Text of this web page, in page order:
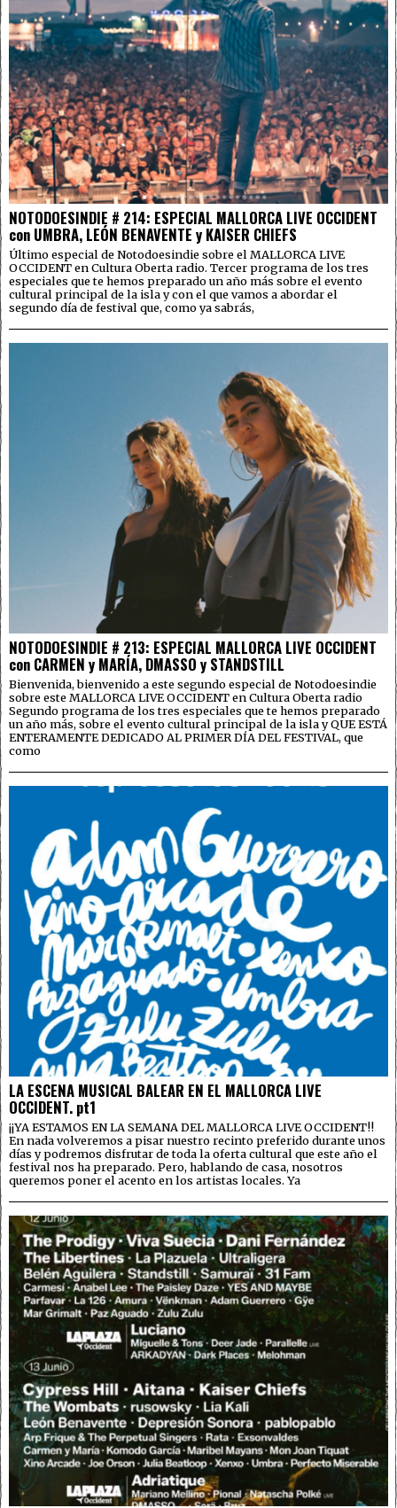
NOTODOESINDIE # 214: ESPECIAL MALLORCA LIVE OCCIDENT
con UMBRA, LEÓN BENAVENTE y KAISER CHIEFS
Último especial de Notodoesindie sobre el MALLORCA LIVE
OCCIDENT en Cultura Oberta radio. Tercer programa de los tres
especiales que te hemos preparado un año más sobre el evento
cultural principal de la isla y con el que vamos a abordar el
segundo día de festival que, como ya sabrás,
NOTODOESINDIE # 213: ESPECIAL MALLORCA LIVE OCCIDENT
con CARMEN y MARÍA, DMASSO y STANDSTILL
Bienvenida, bienvenido a este segundo especial de Notodoesindie
sobre este MALLORCA LIVE OCCIDENT en Cultura Oberta radio
Segundo programa de los tres especiales que te hemos preparado
un año más, sobre el evento cultural principal de la isla y QUE ESTÁ
ENTERAMENTE DEDICADO AL PRIMER DÍA DEL FESTIVAL, que
como
LA ESCENA MUSICAL BALEAR EN EL MALLORCA LIVE
OCCIDENT. pt1
¡¡YA ESTAMOS EN LA SEMANA DEL MALLORCA LIVE OCCIDENT!!
En nada volveremos a pisar nuestro recinto preferido durante unos
días y podremos disfrutar de toda la oferta cultural que este año el
festival nos ha preparado. Pero, hablando de casa, nosotros
queremos poner el acento en los artistas locales. Ya